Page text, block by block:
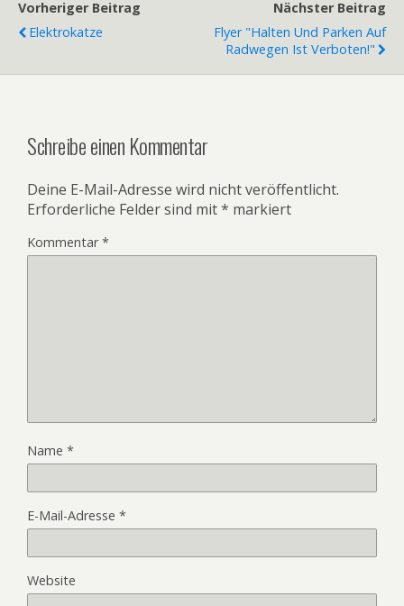
Vorheriger Beitrag
Elektrokatze
Nächster Beitrag
Flyer "Halten Und Parken Auf
Radwegen Ist Verboten!"
Schreibe einen Kommentar
Deine E-Mail-Adresse wird nicht veröffentlicht.
Erforderliche Felder sind mit* markiert
Kommentar*
Name *
E-Mail-Adresse *
Website